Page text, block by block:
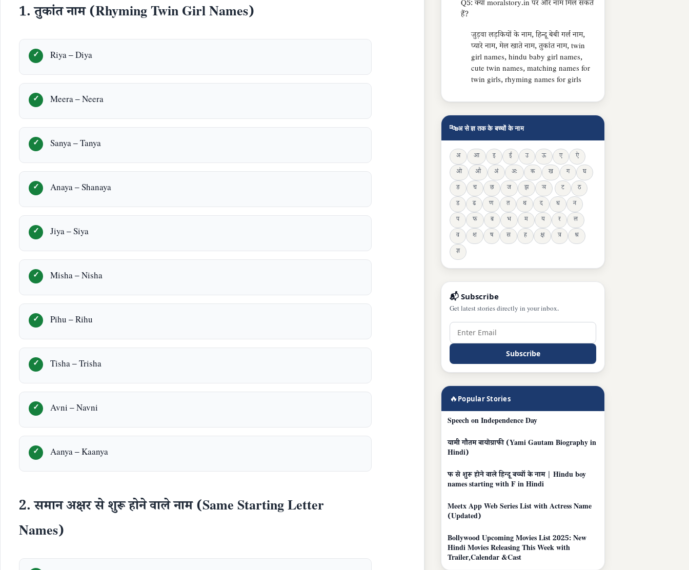
1. तुकांत नाम (Rhyming Twin Girl Names)
Riya – Diya
Meera – Neera
Sanya – Tanya
Anaya – Shanaya
Jiya – Siya
Misha – Nisha
Pihu – Rihu
Tisha – Trisha
Avni – Navni
Aanya – Kaanya
2. समान अक्षर से शुरू होने वाले नाम (Same Starting Letter
Names)
Q5: क्या moralstory.in पर और नाम मिल सकते
हैं?
जुड़वा लड़कियों के नाम, हिन्दू बेबी गर्ल नाम,
प्यारे नाम, मेल खाते नाम, तुकांत नाम, twin
girl names, hindu baby girl names,
cute twin names, matching names for
twin girls, rhyming names for girls
🔤अ से ज्ञ तक के बच्चों के नाम
अ आ इ ई उ ऊ ए
ऐ
ओ
औ अं अः क ख ग
घ
ङ
च छ ज झ ञ ट
ठ
ड
ढ ण त थ द ध
न
प
फ ब भ म य र
ल
व
श ष स ह क्ष त्र
श्र
ज्ञ
📬 Subscribe
Get latest stories directly in your inbox.
Subscribe
🔥 Popular Stories
Speech on Independence Day
यामी गौतम बायोग्राफी (Yami Gautam Biography in
Hindi)
फ से शुरू होने वाले हिन्दू बच्चों के नाम | Hindu boy
names starting with F in Hindi
Meetx App Web Series List with Actress Name
(Updated)
Bollywood Upcoming Movies List 2025: New
Hindi Movies Releasing This Week with
Trailer,Calendar &Cast